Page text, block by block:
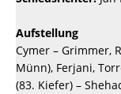
Aufstellung
Cymer – Grimmer,
Münn), Ferjani,
(83. Kiefer) –